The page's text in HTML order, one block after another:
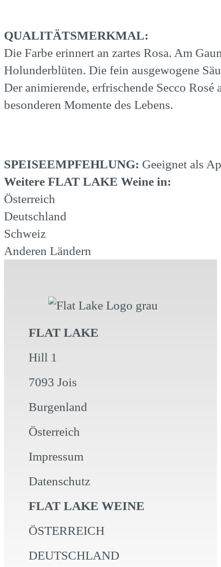
QUALITÄTSMERKMAL:
Die Farbe erinnert an zartes Rosa. Am
Holunderblüten. Die fein ausgewogene
Der animierende, erfrischende Secco
besonderen Momente des Lebens.
SPEISEEMPFEHLUNG: Geeignet als
Weitere FLAT LAKE Weine in:
Österreich
Deutschland
Schweiz
Anderen Ländern
FLAT LAKE
Hill 1
7093 Jois
Burgenland
Österreich
Impressum
Datenschutz
FLAT LAKE WEINE
ÖSTERREICH
DEUTSCHLAND